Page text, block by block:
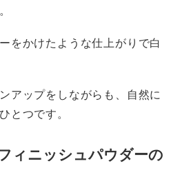
をかけたような仕上がりで白
アップをしながらも、自然に
とつです。
ィニッシュパウダーの